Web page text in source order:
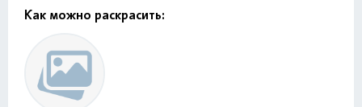
Как можно раскрасить: